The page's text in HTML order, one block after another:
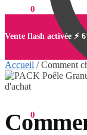
0,00 0
0
Vente flash activée ⚡
Accueil /Comment